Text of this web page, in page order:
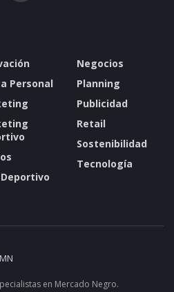
Personal
Negocios
Planning
Publicidad
Retail
Sostenibilidad
Tecnología
en Mercado Negro.